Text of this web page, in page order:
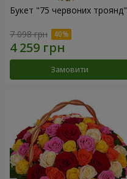
Букет "75 червоних троянд"
7 098 грн
Замовити